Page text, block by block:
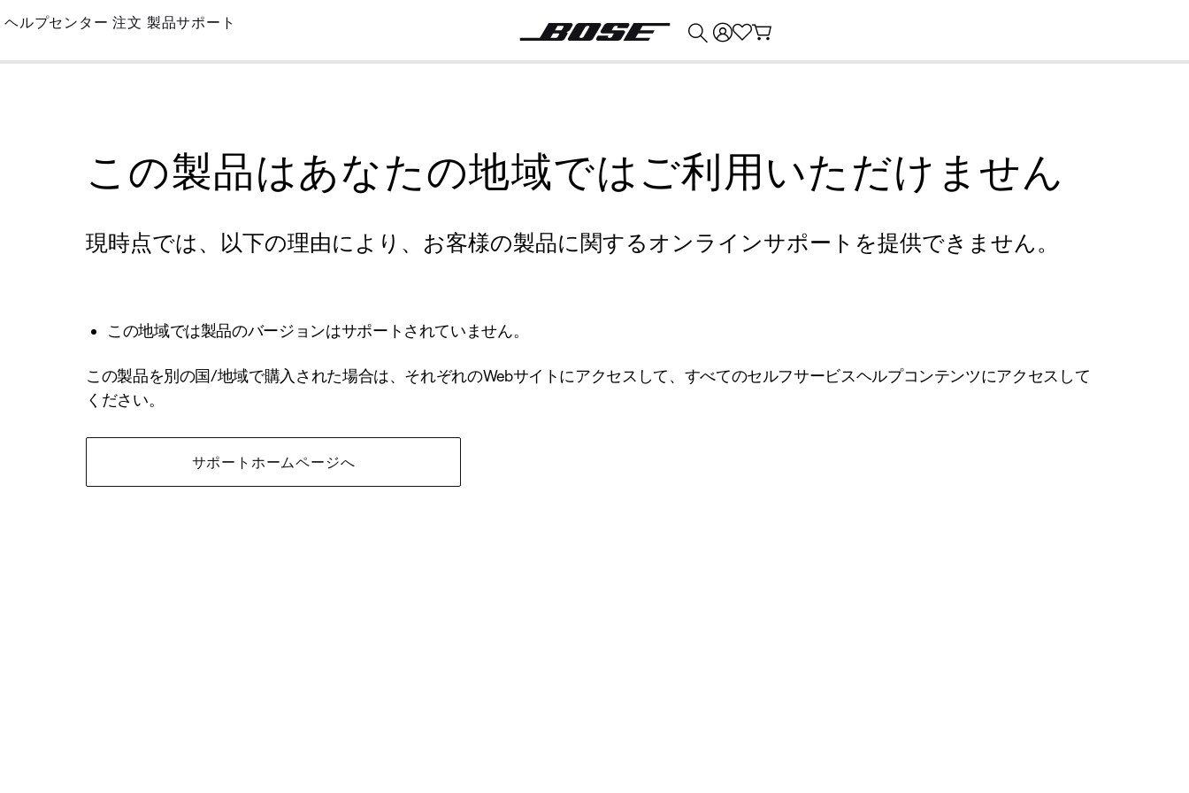
Skip
Main
ヘルプセンター 注文 製品サポート
この製品はあなたの地域ではご利用いただけません
現時点では、以下の理由により、お客様の製品に関するオンラインサポートを提供できません。
この地域では製品のバージョンはサポートされていません。
この製品を別の国/地域で購入された場合は、それぞれのWebサイトにアクセスして、すべてのセルフサービスヘルプコンテンツにアクセスして
ください。
サポートホームページへ